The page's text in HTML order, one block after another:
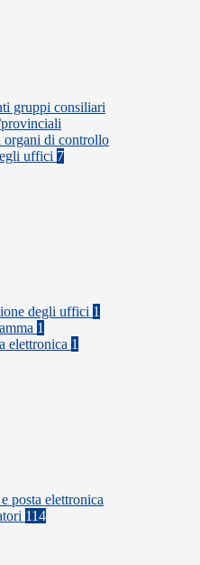
gruppi consiliari
organi di controllo
uffici 7
degli uffici 1
1
elettronica 1
posta elettronica
114